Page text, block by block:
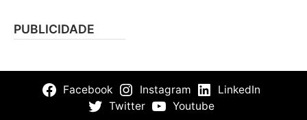
PUBLICIDADE
Facebook Instagram
LinkedIn
Twitter
Youtube